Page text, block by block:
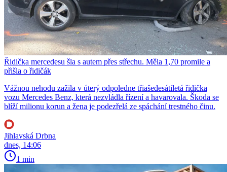
Řidička mercedesu šla s autem přes střechu. Měla 1,70 promile a
přišla o řidičák
Vážnou nehodu zažila v úterý odpoledne třiašedesátiletá řidička
vozu Mercedes Benz, která nezvládla řízení a havarovala. Škoda se
blíží milionu korun a žena je podezřelá ze spáchání trestného činu.
Jihlavská Drbna
dnes, 14:06
1 min